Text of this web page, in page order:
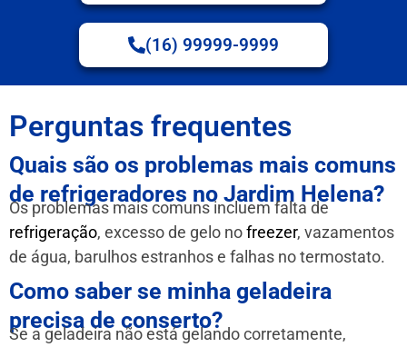
(16) 99999-9999
Perguntas frequentes
Quais são os problemas mais comuns
de refrigeradores no Jardim Helena?
Os problemas mais comuns incluem falta de
refrigeração, excesso de gelo nofreezer, vazamentos
de água, barulhos estranhos e falhas no termostato.
Como saber se minha geladeira
precisa de conserto?
Se a geladeira não está gelando corretamente,